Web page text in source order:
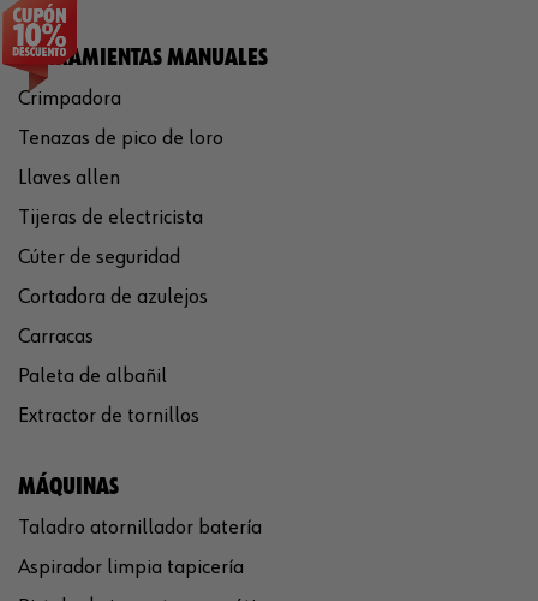
HERRAMIENTAS MANUALES
Crimpadora
Tenazas de pico de loro
Llaves allen
Tijeras de electricista
Cúter de seguridad
Cortadora de azulejos
Carracas
Paleta de albañil
Extractor de tornillos
MÁQUINAS
Taladro atornillador batería
Aspirador limpia tapicería